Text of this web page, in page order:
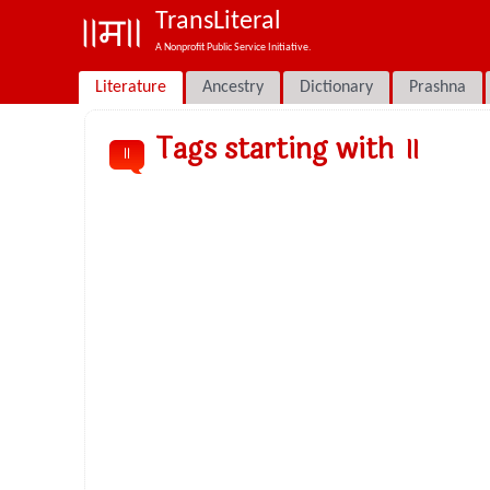
TransLiteral
A Nonprofit Public Service Initiative.
Literature Ancestry Dictionary Prashna
॥ Tags starting with ॥